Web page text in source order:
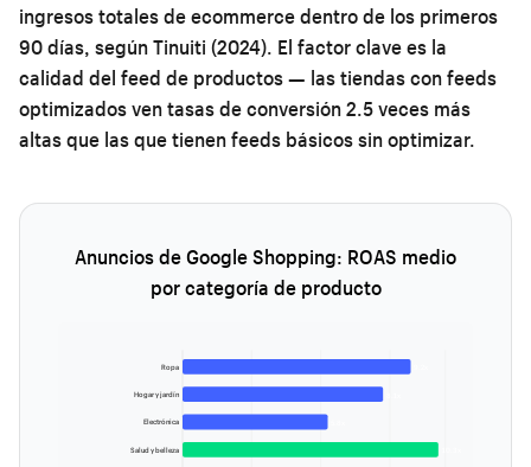
ingresos totales de ecommerce dentro de los primeros
90 días, según Tinuiti (2024). El factor clave es la
calidad del feed de productos — las tiendas con feeds
optimizados ven tasas de conversión 2.5 veces más
altas que las que tienen feeds básicos sin optimizar.
Anuncios de Google Shopping: ROAS medio
por categoría de producto
Ropa
Hogar y jardín
Electrónica
Salud y belleza